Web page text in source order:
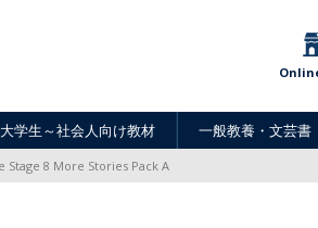
大学生～社会人向け教材 一般教養・文芸書
Stage 8 More Stories Pack A